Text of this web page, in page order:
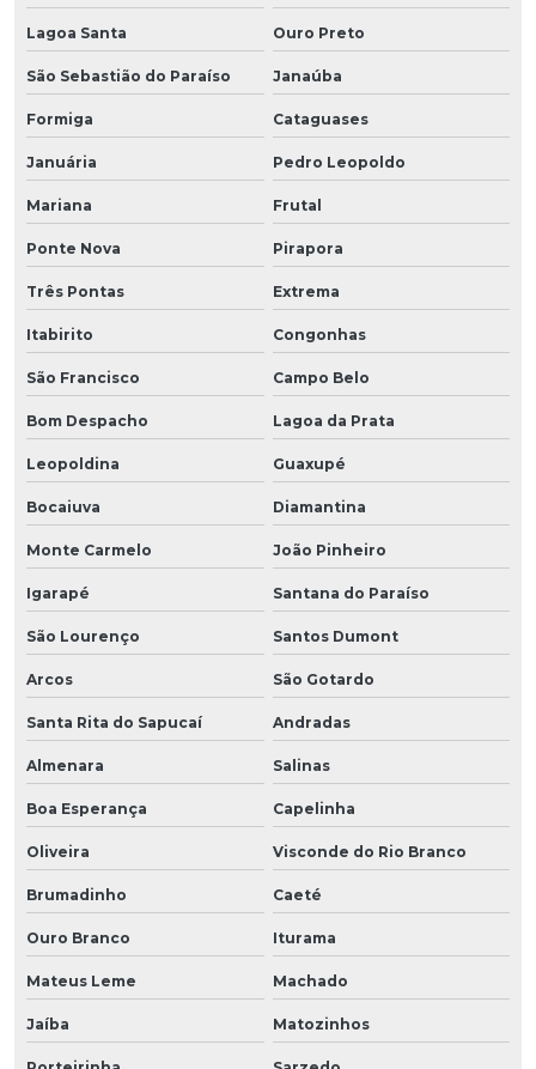
Lagoa Santa Ouro Preto
São Sebastião do Paraíso Janaúba
Formiga Cataguases
Januária Pedro Leopoldo
Mariana Frutal
Ponte Nova Pirapora
Três Pontas Extrema
Itabirito Congonhas
São Francisco Campo Belo
Bom Despacho Lagoa da Prata
Leopoldina Guaxupé
Bocaiuva Diamantina
Monte Carmelo João Pinheiro
Igarapé Santana do Paraíso
São Lourenço Santos Dumont
Arcos São Gotardo
Santa Rita do Sapucaí Andradas
Almenara Salinas
Boa Esperança Capelinha
Oliveira Visconde do Rio Branco
Brumadinho Caeté
Ouro Branco Iturama
Mateus Leme Machado
Jaíba Matozinhos